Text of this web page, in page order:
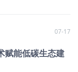
税发票、物流单、
性审核，不介入
。 PS：如需流
一次，只能由第一
07-17
赋能低碳生态建